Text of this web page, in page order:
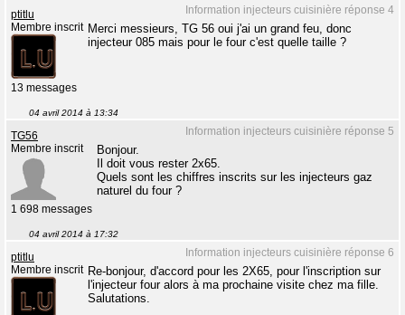
Information injecteurs cuisinière réponse 4
ptitlu
Membre inscrit
13 messages
Merci messieurs, TG 56 oui j'ai un grand feu, donc
injecteur 085 mais pour le four c'est quelle taille ?
04 avril 2014 à 13:34
Information injecteurs cuisinière réponse 5
TG56
Membre inscrit
1 698 messages
Bonjour.
Il doit vous rester 2x65.
Quels sont les chiffres inscrits sur les injecteurs gaz
naturel du four ?
04 avril 2014 à 17:32
Information injecteurs cuisinière réponse 6
ptitlu
Membre inscrit Re-bonjour, d'accord pour les 2X65, pour l'inscription sur
l'injecteur four alors à ma prochaine visite chez ma fille.
Salutations.